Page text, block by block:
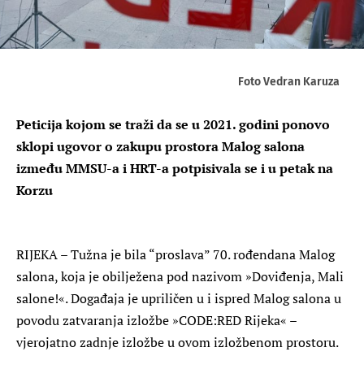
Foto Vedran Karuza
Peticija kojom se traži da se u 2021. godini ponovo
sklopi ugovor o zakupu prostora Malog salona
između MMSU-a i HRT-a potpisivala se i u petak na
Korzu
RIJEKA – Tužna je bila “proslava” 70. rođendana Malog
salona, koja je obilježena pod nazivom »Doviđenja, Mali
salone!«. Događaja je upriličen u i ispred Malog salona u
povodu zatvaranja izložbe »CODE:RED Rijeka« –
vjerojatno zadnje izložbe u ovom izložbenom prostoru.